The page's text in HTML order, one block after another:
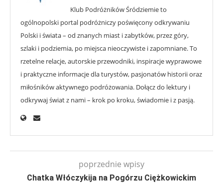
Klub Podróżników Śródziemie to
ogólnopolski portal podróżniczy poświęcony odkrywaniu
Polski i świata – od znanych miast i zabytków, przez góry,
szlaki i podziemia, po miejsca nieoczywiste i zapomniane. To
rzetelne relacje, autorskie przewodniki, inspiracje wyprawowe
i praktyczne informacje dla turystów, pasjonatów historii oraz
miłośników aktywnego podróżowania. Dołącz do lektury i
odkrywaj świat z nami – krok po kroku, świadomie i z pasją.
poprzednie wpisy
Chatka Włóczykija na Pogórzu Ciężkowickim